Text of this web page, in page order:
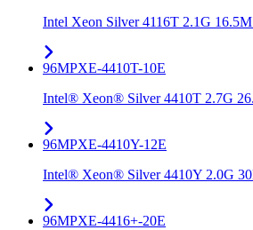
Intel Xeon Silver 4116T 2.1G 16.5M
96MPXE-4410T-10E
Intel® Xeon® Silver 4410T 2.7G
96MPXE-4410Y-12E
Intel® Xeon® Silver 4410Y 2.0G
96MPXE-4416+-20E